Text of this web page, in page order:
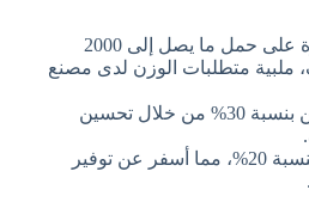
أنتجت رفوفًا قادرة على حمل ما يصل إلى 2000
ملبية متطلبات الوزن لدى مصنع
زادت سعة التخزين بنسبة 30% من خلال تحسين
قللت هدر المواد بنسبة 20%، مما أسفر عن توفير